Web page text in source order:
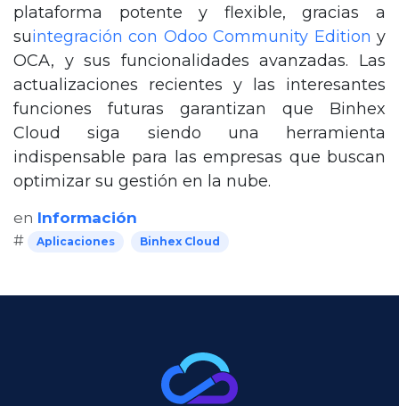
plataforma potente y flexible, gracias a
suintegración con Odoo Community Edition y
OCA, y sus funcionalidades avanzadas. Las
actualizaciones recientes y las interesantes
funciones futuras garantizan que Binhex
Cloud siga siendo una herramienta
indispensable para las empresas que buscan
optimizar su gestión en la nube.
en Información
#
Aplicaciones Binhex Cloud